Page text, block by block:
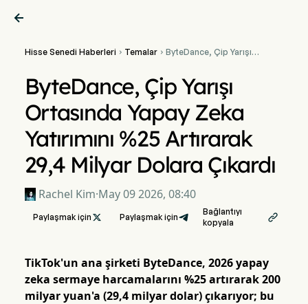

Hisse Senedi Haberleri  Temalar ByteDance, Çip Yarışı
29,4 Milyar Dolara Çıkardı
ByteDance, Çip Yarışı
Ortasında Yapay Zeka
Yatırımını %25 Artırarak
29,4 Milyar Dolara Çıkardı
Rachel Kim·May 09 2026, 08:40
Paylaşmak için  Paylaşmak için
Bağlantıyı
kopyala

TikTok'un ana şirketi ByteDance, 2026 yapay
zeka sermaye harcamalarını %25 artırarak 200
milyar yuan'a (29,4 milyar dolar) çıkarıyor; bu